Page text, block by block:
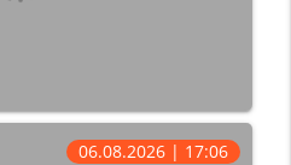
06.08.2026 | 17:06